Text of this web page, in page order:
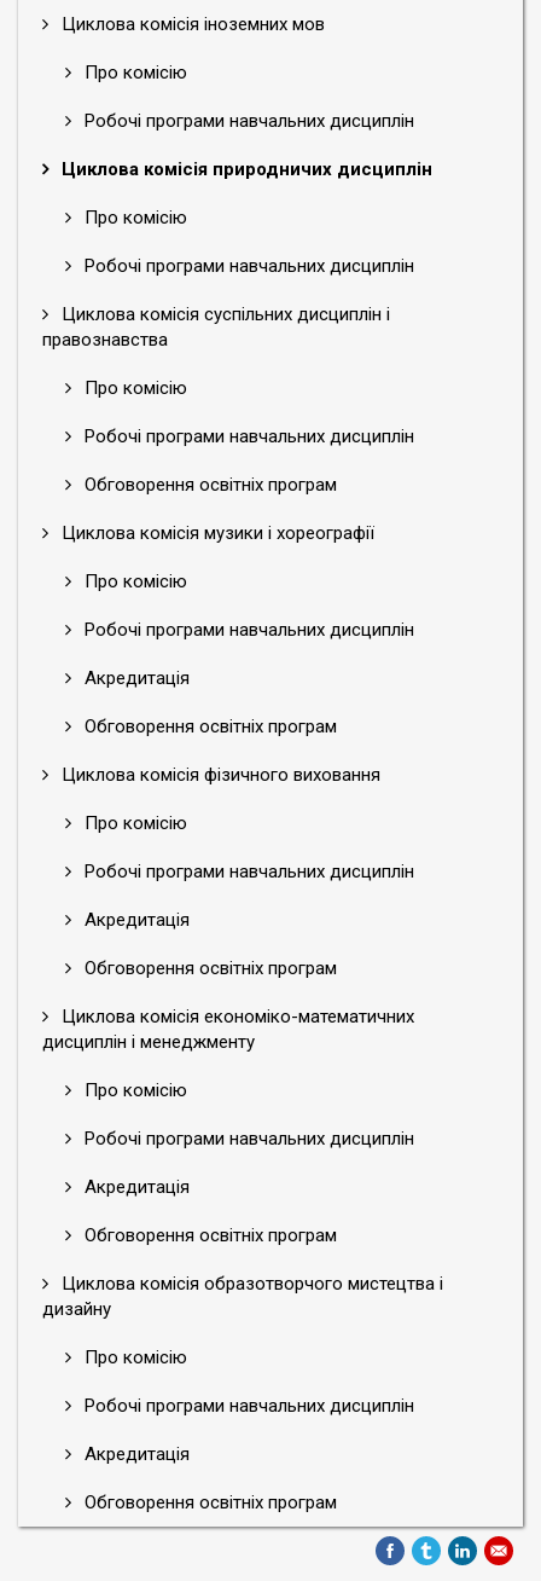
Циклова комісія іноземних мов
Про комісію
Робочі програми навчальних дисциплін
Циклова комісія природничих дисциплін
Про комісію
Робочі програми навчальних дисциплін
Циклова комісія суспільних дисциплін і
правознавства
Про комісію
Робочі програми навчальних дисциплін
Обговорення освітніх програм
Циклова комісія музики і хореографії
Про комісію
Робочі програми навчальних дисциплін
Акредитація
Обговорення освітніх програм
Циклова комісія фізичного виховання
Про комісію
Робочі програми навчальних дисциплін
Акредитація
Обговорення освітніх програм
Циклова комісія економіко-математичних
дисциплін і менеджменту
Про комісію
Робочі програми навчальних дисциплін
Акредитація
Обговорення освітніх програм
Циклова комісія образотворчого мистецтва і
дизайну
Про комісію
Робочі програми навчальних дисциплін
Акредитація
Обговорення освітніх програм